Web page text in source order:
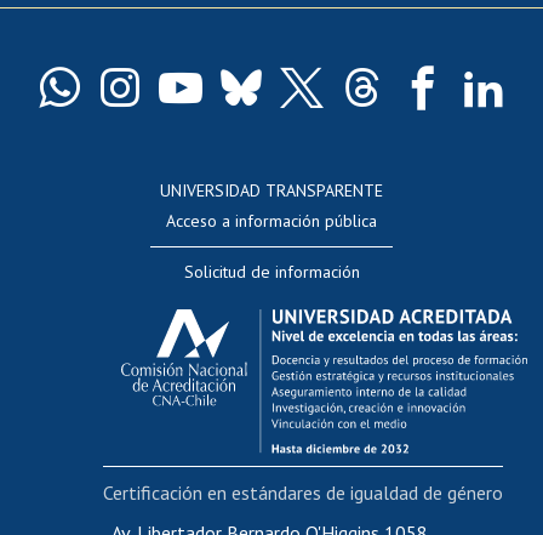
Docentes
Evaluación docente
Calificación académica
Postulación al AUCAI
Funcionarias/os
Cursos internos de capacitación
Bienestar del personal
Portal de movilidad interna
Certificado de renta
UNIVERSIDAD TRANSPARENTE
Acceso a información pública
Solicitud de información
Certificación en estándares de igualdad de género